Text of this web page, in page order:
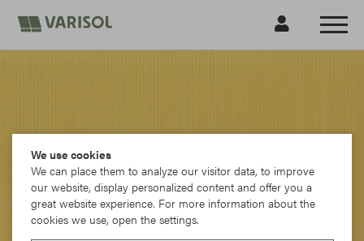
We use cookies
We can place them to analyze our visitor data, to improve
our website, display personalized content and offer you a
great website experience. For more information about the
cookies we use, open the settings.